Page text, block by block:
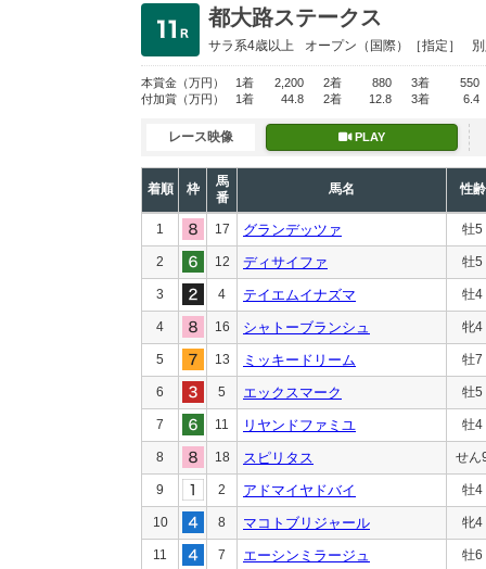
都大路ステークス
サラ系4歳以上 オープン （国際）［指定］
本賞金 （万円） 1着 2,200 2着 880 3着
550
付加賞 （万円） 1着 44.8 2着 12.8 3着 6.4
レース映像 PLAY
着順 枠
馬
番
馬名 性齢
1 17 グランデッツァ 牡5
2 12 ディサイファ 牡5
3 4 テイエムイナズマ 牡4
4 16 シャトーブランシュ 牝4
5 13 ミッキードリーム 牡7
6 5 エックスマーク 牡5
7 11 リヤンドファミユ 牡4
8 18 スピリタス せん
9 2 アドマイヤドバイ 牡4
10 8 マコトブリジャール 牝4
11 7 エーシンミラージュ 牡6